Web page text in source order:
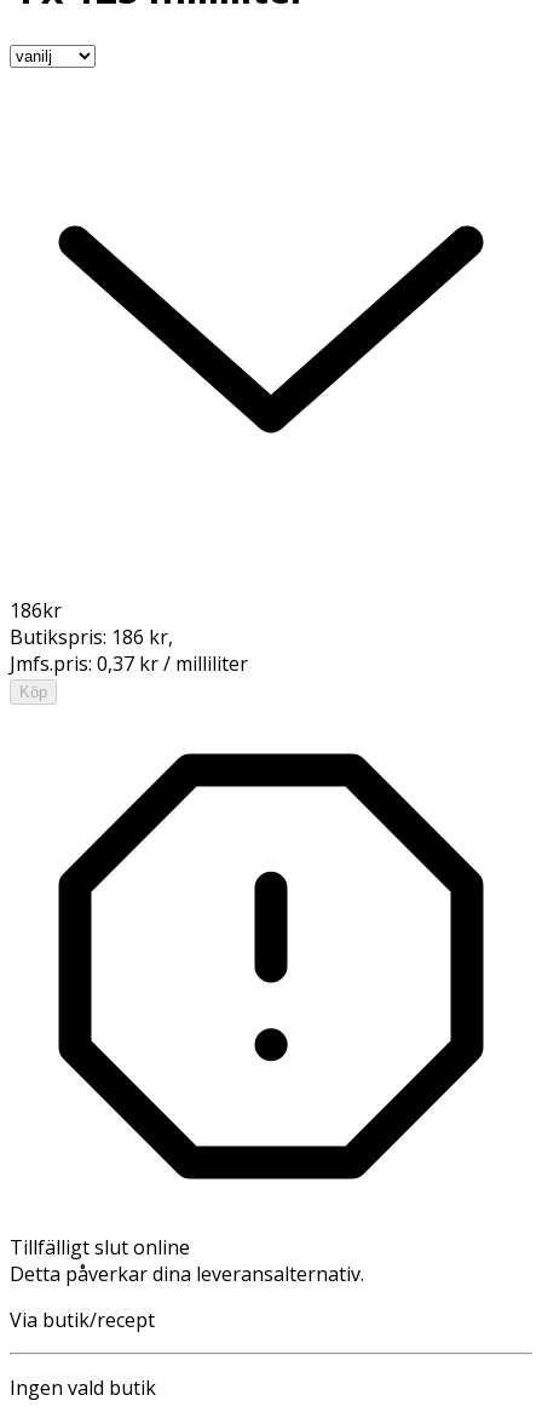
186kr
Butikspris: 186 kr,
Jmfs.pris: 0,37 kr / milliliter
Köp
Tillfälligt slut online
Detta påverkar dina leveransalternativ.
Via butik/recept
Ingen vald butik